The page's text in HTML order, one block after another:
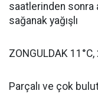
saatlerinden sonra
sağanak yağışlı
ZONGULDAK 11°C,
Parçalı ve çok